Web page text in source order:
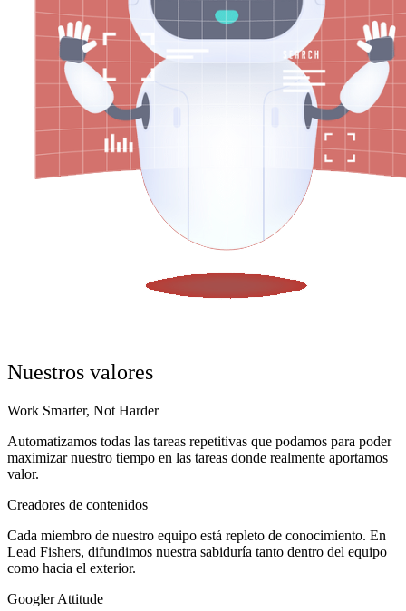
Nuestros valores
Work Smarter, Not Harder
Automatizamos todas las tareas repetitivas que podamos para poder
maximizar nuestro tiempo en las tareas donde realmente aportamos
valor.
Creadores de contenidos
Cada miembro de nuestro equipo está repleto de conocimiento. En
Lead Fishers, difundimos nuestra sabiduría tanto dentro del equipo
como hacia el exterior.
Googler Attitude